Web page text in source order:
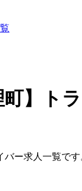
町】ト
バー求人一覧です